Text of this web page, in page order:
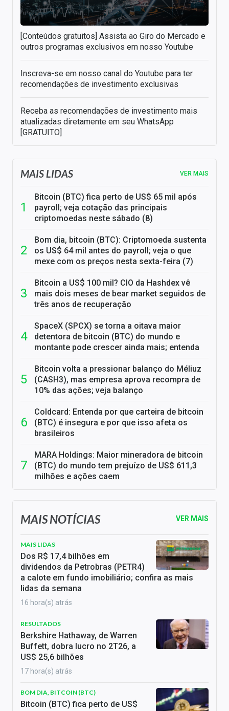
[Conteúdos gratuitos] Assista ao Giro do Mercado e
outros programas exclusivos em nosso Youtube
Inscreva-se em nosso canal do Youtube para ter
recomendações de investimento exclusivas
Receba as recomendações de investimento mais
atualizadas diretamente em seu WhatsApp
[GRATUITO]
MAIS LIDAS VER MAIS
Bitcoin (BTC) fica perto de US$ 65 mil após
payroll; veja cotação das principais
criptomoedas neste sábado (8)
Bom dia, bitcoin (BTC): Criptomoeda sustenta
os US$ 64 mil antes do payroll; veja o que
mexe com os preços nesta sexta-feira (7)
Bitcoin a US$ 100 mil? CIO da Hashdex vê
mais dois meses de bear market seguidos de
três anos de recuperação
SpaceX (SPCX) se torna a oitava maior
detentora de bitcoin (BTC) do mundo e
montante pode crescer ainda mais; entenda
Bitcoin volta a pressionar balanço do Méliuz
(CASH3), mas empresa aprova recompra de
10% das ações; veja balanço
Coldcard: Entenda por que carteira de bitcoin
(BTC) é insegura e por que isso afeta os
brasileiros
MARA Holdings: Maior mineradora de bitcoin
(BTC) do mundo tem prejuízo de US$ 611,3
milhões e ações caem
MAIS NOTÍCIAS VER MAIS
MAIS LIDAS
Dos R$ 17,4 bilhões em
dividendos da Petrobras (PETR4)
a calote em fundo imobiliário; confira as mais
lidas da semana
16 hora(s) atrás
RESULTADOS
Berkshire Hathaway, de Warren
Buffett, dobra lucro no 2T26, a
US$ 25,6 bilhões
17 hora(s) atrás
BOM DIA, BITCOIN (BTC)
Bitcoin (BTC) fica perto de US$